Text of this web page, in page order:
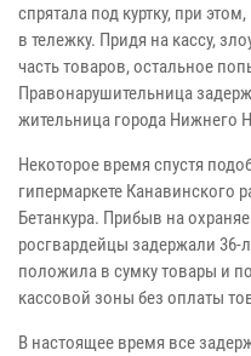
спрятала под куртку, при
в тележку. Придя на кассу,
часть товаров, остальное
Правонарушительница
жительница города Нижнего
Некоторое время спустя
гипермаркете Канавинского
Бетанкура. Прибыв на
росгвардейцы задержали
положила в сумку товары и
кассовой зоны без оплаты
В настоящее время все